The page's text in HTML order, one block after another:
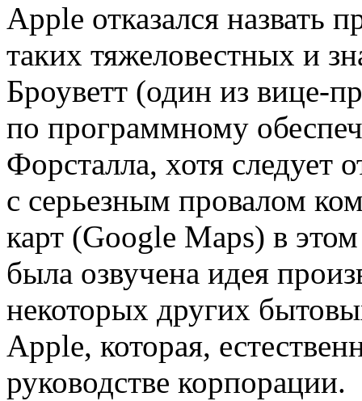
Apple отказался назвать
таких тяжеловестных и
Броуветт (один из вице-
по программному
Форсталла, хотя следует
с серьезным провалом
карт (Google Maps) в
была озвучена идея
некоторых других
Apple, которая,
руководстве корпорации.